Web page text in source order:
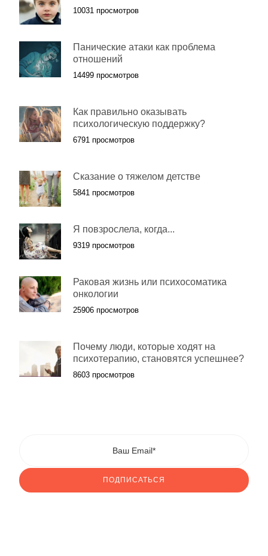
10031 просмотров
Панические атаки как проблема
отношений
14499 просмотров
Как правильно оказывать
психологическую поддержку?
6791 просмотров
Сказание о тяжелом детстве
5841 просмотров
Я повзрослела, когда...
9319 просмотров
Раковая жизнь или психосоматика
онкологии
25906 просмотров
Почему люди, которые ходят на
психотерапию, становятся успешнее?
8603 просмотров
ПОДПИСАТЬСЯ